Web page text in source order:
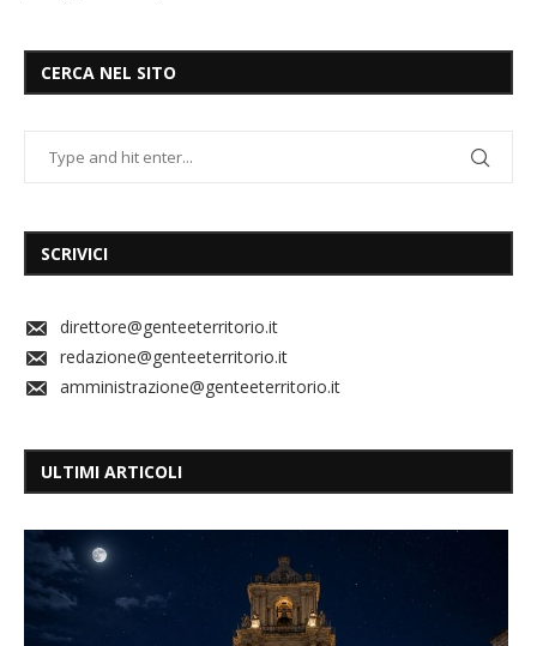
CERCA NEL SITO
SCRIVICI
direttore@genteeterritorio.it
redazione@genteeterritorio.it
amministrazione@genteeterritorio.it
ULTIMI ARTICOLI